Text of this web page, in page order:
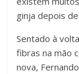
ginja depois
Sentado à
fibras na mão
nova,